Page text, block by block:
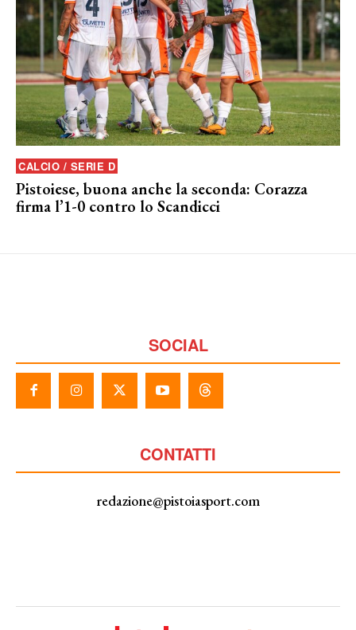
CALCIO / SERIE D
Pistoiese, buona anche la seconda: Corazza
firma l’1-0 contro lo Scandicci
SOCIAL
CONTATTI
redazione@pistoiasport.com